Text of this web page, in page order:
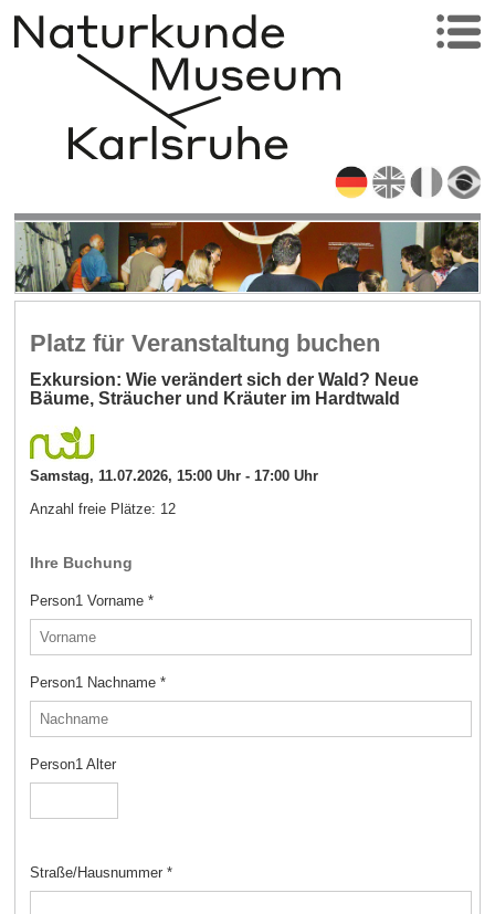
Platz für Veranstaltung buchen
Exkursion: Wie verändert sich der Wald? Neue
Bäume, Sträucher und Kräuter im Hardtwald
Samstag, 11.07.2026, 15:00 Uhr - 17:00 Uhr
Anzahl freie Plätze: 12
Ihre Buchung
Person1 Vorname *
Person1 Nachname *
Person1 Alter
Straße/Hausnummer *